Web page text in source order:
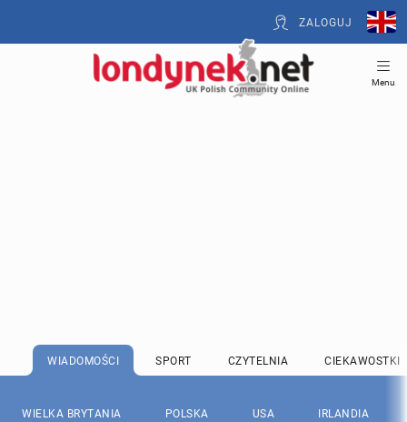
ZALOGUJ
Menu
WIADOMOŚCI SPORT CZYTELNIA CIEKAWOSTKI
WIELKA BRYTANIA POLSKA USA IRLANDIA